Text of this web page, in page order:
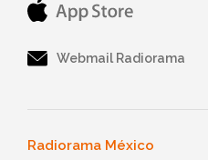
Webmail Radiorama
Radiorama México